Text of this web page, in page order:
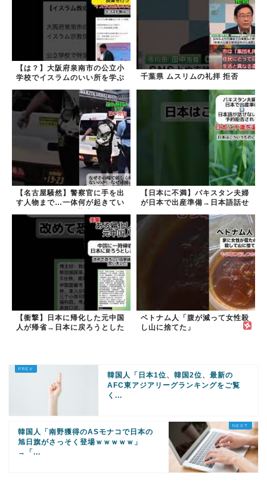
【は？】大阪府泉南市の公立小
学校でイスラムのいい所を学ぶ
千葉県 ムスリムの礼拝 拒否
【名古屋騒然】警察官に手を出
す人物まで…一体何が起きてい
#japan
【日本に不満】パキスタン夫婦
が日本で出産準備→日本語話せ
【衝撃】日本に帰化した元中国
人が帰省→日本に戻ろうとした
ベトナム人「腹が減って女性殺
し山に捨てた」
韓国人「日本1位、韓国2位、最新の
AFC東アジアリーグランキングをご覧
く...
韓国人「南野獲得のASモナコで日本の
旭日旗がさっそく登場ｗｗｗｗｗ」
→「...